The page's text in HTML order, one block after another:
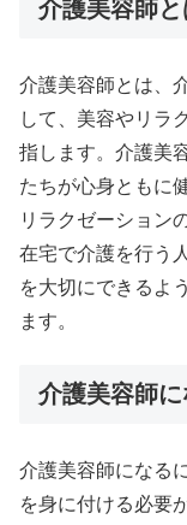
介護美容師と
介護美容師とは、
して、美容やリラ
指します。介護美
たちが心身ともに
リラクゼーション
在宅で介護を行う
を大切にできるよ
ます。
介護美容師に
介護美容師になる
を身に付ける必要